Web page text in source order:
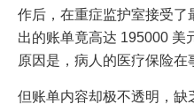
作后，在重症监护室接受
出的账单竟高达 195000 美
原因是，病人的医疗保险在
但账单内容却极不透明，缺